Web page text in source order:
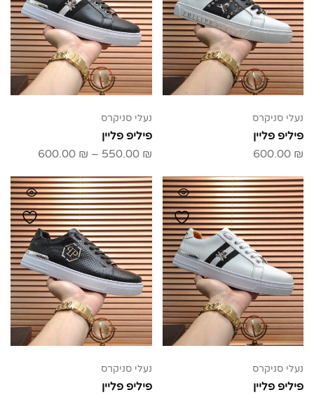
נעלי סניקרס
פיליפ פליין
600.00 ₪
נעלי סניקרס
פיליפ פליין
550.00 ₪
–
600.00 ₪
נעלי סניקרס
פיליפ פליין
נעלי סניקרס
פיליפ פליין